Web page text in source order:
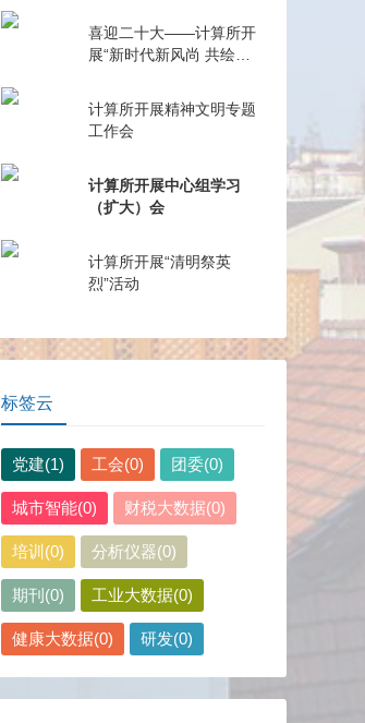
喜迎二十大——计算所开
展“新时代新风尚 共绘锦
计算所开展精神文明专题
工作会
计算所开展中心组学习
（扩大）会
计算所开展“清明祭英
烈”活动
标签云
党建(1) 工会(0) 团委(0)
城市智能(0) 财税大数据(0)
培训(0) 分析仪器(0)
期刊(0) 工业大数据(0)
健康大数据(0) 研发(0)